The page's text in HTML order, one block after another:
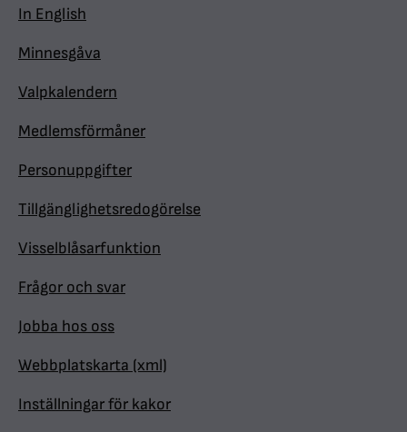
In English
Minnesgåva
Valpkalendern
Medlemsförmåner
Personuppgifter
Tillgänglighetsredogörelse
Visselblåsarfunktion
Frågor och svar
Jobba hos oss
Webbplatskarta (xml)
Inställningar för kakor